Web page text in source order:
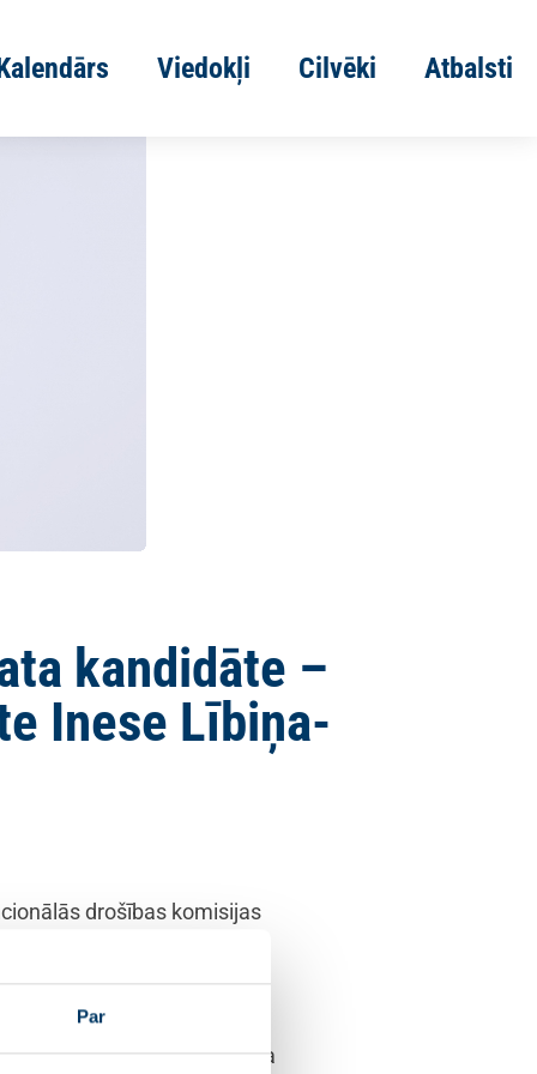
Par
Viedokļi Cilvēki Atbalsti
kandidāte –
Inese Lībiņa-
drošības komisijas
veikt nepieciešamās
tiesības, nodrošinās ātru
Egnere, tieslietu ministra